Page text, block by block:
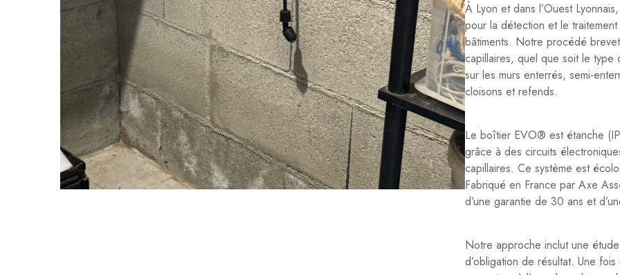
À Lyon et dans l’Ouest
pour la détection et le
bâtiments. Notre procédé
capillaires, quel que soit le type
sur les murs enterrés, semi-
cloisons et refends.
Le boîtier EVO® est étanche
grâce à des circuits
capillaires. Ce système est
Fabriqué en France par Axe
d’une garantie de 30 ans et
Notre approche inclut une
d’obligation de résultat. Une